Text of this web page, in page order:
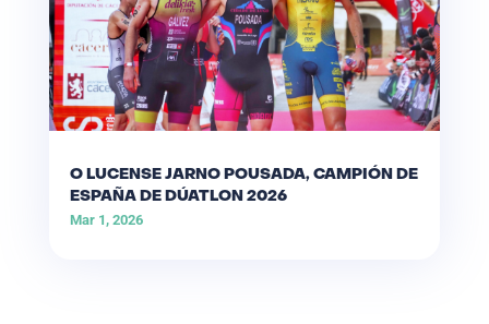
O LUCENSE JARNO POUSADA, CAMPIÓN DE
ESPAÑA DE DÚATLON 2026
Mar 1, 2026